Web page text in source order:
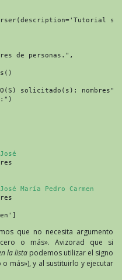
de personas.",
solicitado(s): nombres")
María Pedro Carmen
que no necesita argumento
o más». Avizorad que si
la listapodemos utilizar el signo
más»), y al sustituirlo y ejecutar